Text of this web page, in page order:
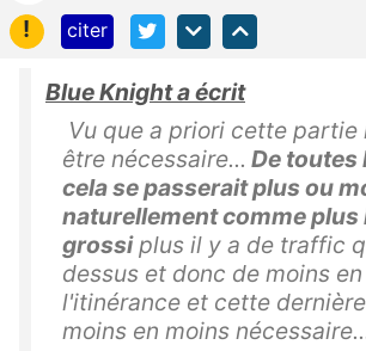
!
citer
Blue Knight a écrit
Vu que a priori cette
être nécessaire... De toutes
cela se passerait plus ou
naturellement comme plus
grossiplus il y a de traffic
dessus et donc de moins
l'itinérance et cette
moins en moins